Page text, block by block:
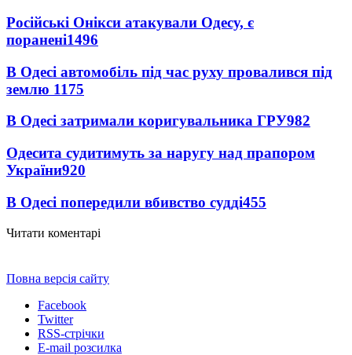
Російські Онікси атакували Одесу, є
поранені1496
В Одесі автомобіль під час руху провалився під
землю 1175
В Одесі затримали коригувальника ГРУ982
Одесита судитимуть за наругу над прапором
України920
В Одесі попередили вбивство судді455
Читати коментарі
Повна версія сайту
Facebook
Twitter
RSS-стрічки
E-mail розсилка